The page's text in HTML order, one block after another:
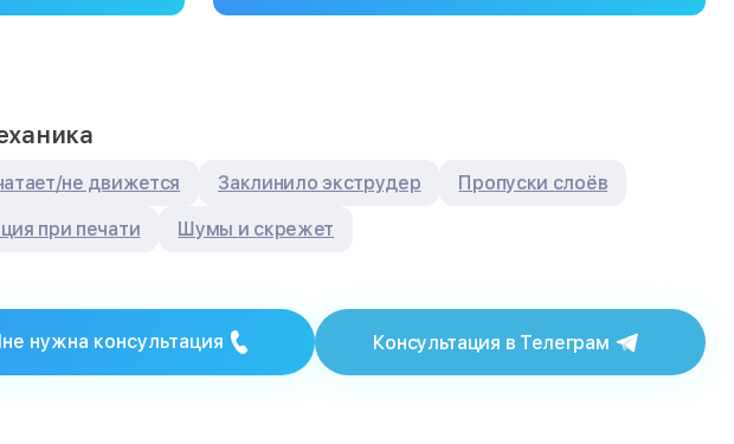
не движется Заклинило экструдер Пропуски слоёв
при печати Шумы и скрежет
нужна консультация Консультация в Телеграм